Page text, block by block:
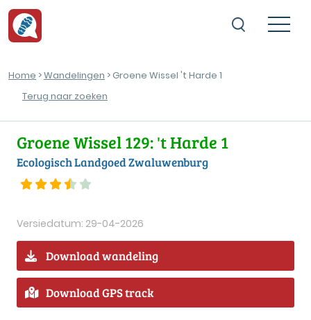
Home >Wandelingen > Groene Wissel 't Harde 1
Terug naar zoeken
Groene Wissel 129: 't Harde 1
Ecologisch Landgoed Zwaluwenburg
Versiedatum: 29-04-2026
Download wandeling
Download GPS track